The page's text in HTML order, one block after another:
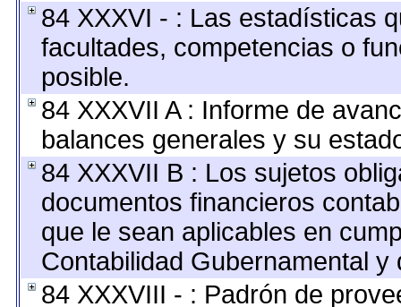
84 XXXVI - : Las estadísticas
facultades, competencias o
posible.
84 XXXVII A : Informe de
balances generales y su
84 XXXVII B : Los sujetos
documentos financieros
que le sean aplicables en
Contabilidad Gubernamental
84 XXXVIII - : Padrón de